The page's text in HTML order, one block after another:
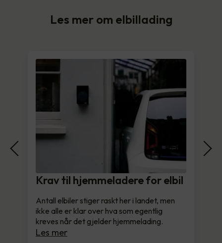
Les mer om elbillading
Krav til hjemmeladere for elbil
Antall elbiler stiger raskt her i landet, men
ikke alle er klar over hva som egentlig
kreves når det gjelder hjemmelading.
Les mer